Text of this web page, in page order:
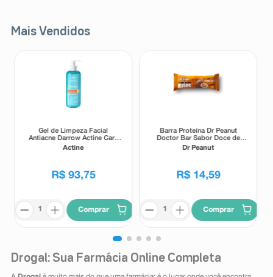
Mais Vendidos
Gel de Limpeza Facial
Antiacne Darrow Actine Care
Alta Tolerância 400g
Actine
R$ 93,75
Comprar
Barra Proteína Dr Peanut
Doctor Bar Sabor Doce de
Leite 62g
Dr Peanut
R$ 14,59
Comprar
Drogal: Sua Farmácia Online Completa